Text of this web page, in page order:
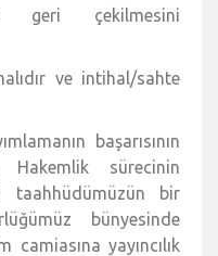
geri çekilmesini
ve intihal/sahte
başarısının
Hakemlik sürecinin
taahhüdümüzün bir
bünyesinde
yayıncılık